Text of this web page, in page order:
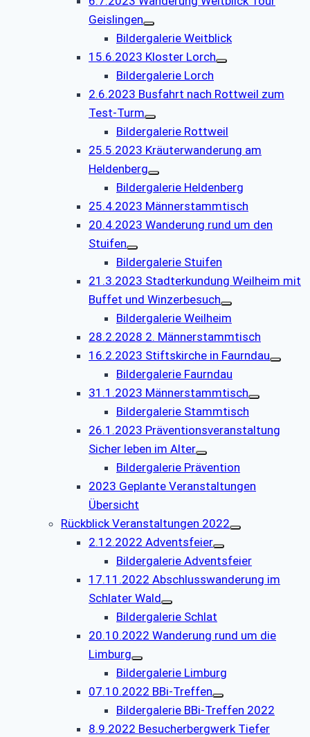
Geislingen
Bildergalerie Weitblick
15.6.2023 Kloster Lorch
Bildergalerie Lorch
2.6.2023 Busfahrt nach Rottweil zum
Test-Turm
Bildergalerie Rottweil
25.5.2023 Kräuterwanderung am
Heldenberg
Bildergalerie Heldenberg
25.4.2023 Männerstammtisch
20.4.2023 Wanderung rund um den
Stuifen
Bildergalerie Stuifen
21.3.2023 Stadterkundung Weilheim mit
Buffet und Winzerbesuch
Bildergalerie Weilheim
28.2.2028 2. Männerstammtisch
16.2.2023 Stiftskirche in Faurndau
Bildergalerie Faurndau
31.1.2023 Männerstammtisch
Bildergalerie Stammtisch
26.1.2023 Präventionsveranstaltung
Sicher leben im Alter
Bildergalerie Prävention
2023 Geplante Veranstaltungen
Übersicht
Rückblick Veranstaltungen 2022
2.12.2022 Adventsfeier
Bildergalerie Adventsfeier
17.11.2022 Abschlusswanderung im
Schlater Wald
Bildergalerie Schlat
20.10.2022 Wanderung rund um die
Limburg
Bildergalerie Limburg
07.10.2022 BBi-Treffen
Bildergalerie BBi-Treffen 2022
8.9.2022 Besucherbergwerk Tiefer